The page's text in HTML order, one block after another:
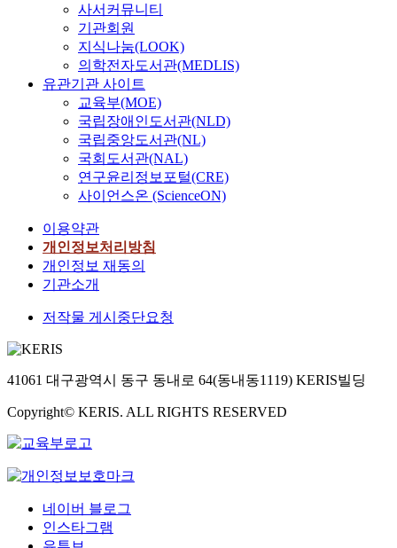
사서커뮤니티
기관회원
지식나눔(LOOK)
의학전자도서관(MEDLIS)
유관기관 사이트
교육부(MOE)
국립장애인도서관(NLD)
국립중앙도서관(NL)
국회도서관(NAL)
연구윤리정보포털(CRE)
사이언스온 (ScienceON)
이용약관
개인정보처리방침
개인정보 재동의
기관소개
저작물 게시중단요청
41061 대구광역시 동구 동내로 64(동내동1119) KERIS빌딩
Copyright© KERIS. ALL RIGHTS RESERVED
네이버 블로그
인스타그램